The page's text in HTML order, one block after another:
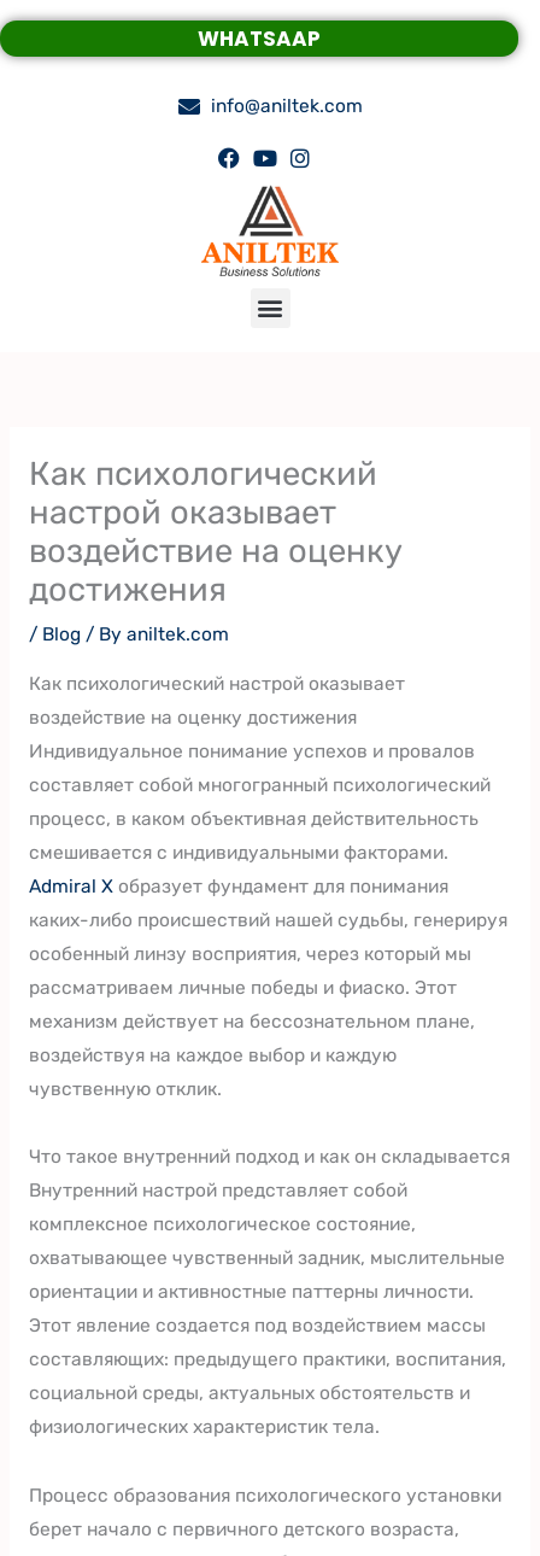
Skip
to
WHATSAAP
info@aniltek.com
Menu
Как психологический
настрой оказывает
воздействие на оценку
достижения
/ Blog/ By aniltek.com
Как психологический настрой оказывает
воздействие на оценку достижения
Индивидуальное понимание успехов и провалов
составляет собой многогранный психологический
процесс, в каком объективная действительность
смешивается с индивидуальными факторами.
Admiral Xобразует фундамент для понимания
каких-либо происшествий нашей судьбы, генерируя
особенный линзу восприятия, через который мы
рассматриваем личные победы и фиаско. Этот
механизм действует на бессознательном плане,
воздействуя на каждое выбор и каждую
чувственную отклик.
Что такое внутренний подход и как он складывается
Внутренний настрой представляет собой
комплексное психологическое состояние,
охватывающее чувственный задник, мыслительные
ориентации и активностные паттерны личности.
Этот явление создается под воздействием массы
составляющих: предыдущего практики, воспитания,
социальной среды, актуальных обстоятельств и
физиологических характеристик тела.
Процесс образования психологического установки
берет начало с первичного детского возраста,